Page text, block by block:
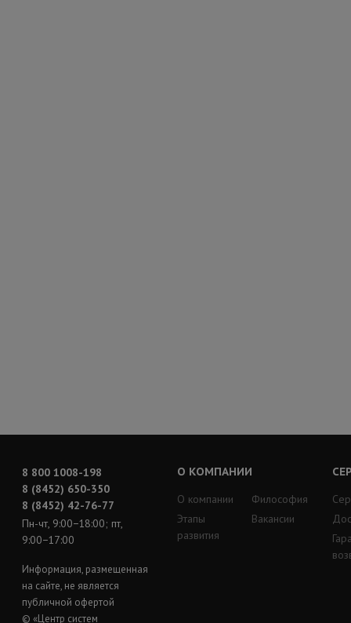
8 800 1008-198
8 (8452) 650-350
8 (8452) 42-76-77
Пн-чт, 9:00−18:00; пт,
9:00−17:00
Информация, размещенная
на сайте, не является
публичной офертой
© «Центр систем
О КОМПАНИИ
О компании
Этапы
развития
Философия
Вакансии